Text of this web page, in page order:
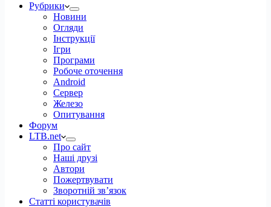
Рубрики
Новини
Огляди
Інструкції
Ігри
Програми
Робоче оточення
Android
Сервер
Железо
Опитування
Форум
LTB.net
Про сайт
Наші друзі
Автори
Пожертвувати
Зворотній зв’язок
Статті користувачів